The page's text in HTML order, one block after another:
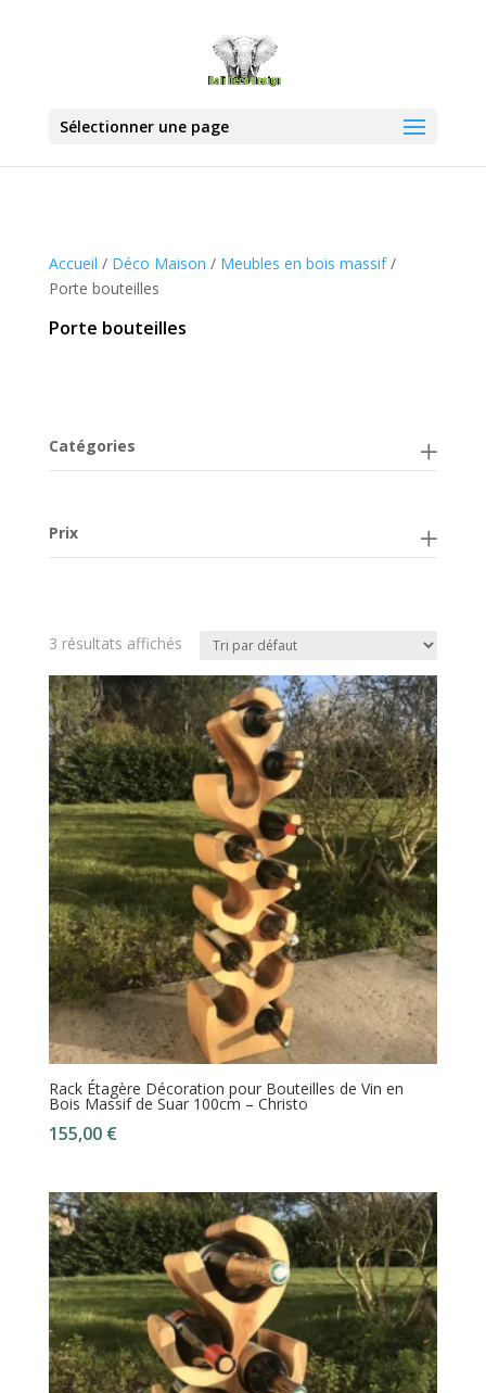
Sélectionner une page
Accueil / Déco Maison / Meubles en bois massif/
Porte bouteilles
Porte bouteilles
Catégories
Prix
3 résultats affichés
Rack Étagère Décoration pour Bouteilles de Vin en
Bois Massif de Suar 100cm – Christo
155,00 €